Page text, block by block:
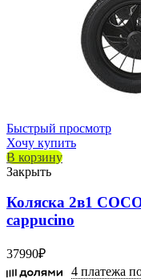
Быстрый просмотр
Хочу купить
В корзину
Закрыть
Коляска 2в1
cappucino
37990₽
4 платежа